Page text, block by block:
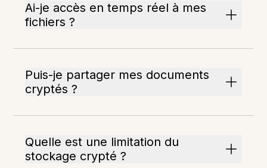
Ai-je accès en temps réel à mes
fichiers ?
Puis-je partager mes documents
cryptés ?
Quelle est une limitation du
stockage crypté ?